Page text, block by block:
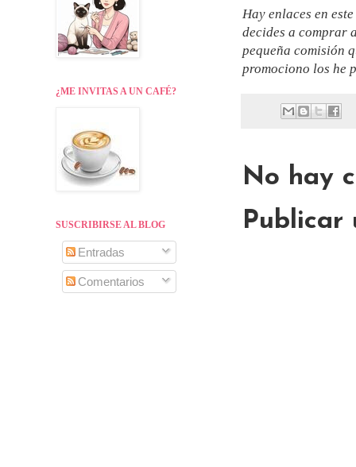
Hay enlaces en
decides a comprar
pequeña comisión
promociono los he
No hay
Publicar
¿ME INVITAS A UN CAFÉ?
SUSCRIBIRSE AL BLOG
Entradas
Comentarios